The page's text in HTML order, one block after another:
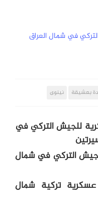
في شمال العراق
بعشيقة نينوى
للجيش التركي في
التركي في شمال
تركية شمال